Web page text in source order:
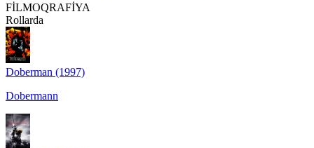
FİLMOQRAFİYA
Rollarda
Doberman (1997)
Dobermann